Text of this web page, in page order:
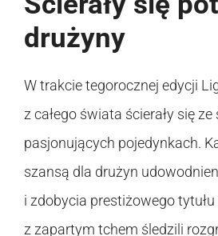
drużyny
W trakcie tegorocznej edycji
z całego świata ścierały się ze
pasjonujących pojedynkach.
szansą dla drużyn
i zdobycia prestiżowego
z zapartym tchem śledzili